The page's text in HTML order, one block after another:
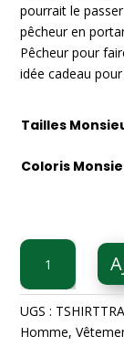
pourrait le
pêcheur en
Pêcheur pour
idée cadeau
Tailles
Coloris
quantité
T-
Shirt
Le
UGS :
Homme,